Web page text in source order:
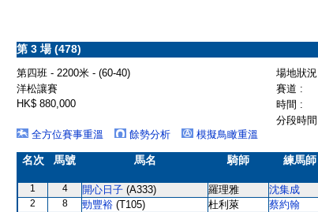
第 3 場 (478)
第四班 - 2200米 - (60-40) 場地狀
洋松讓賽
賽道 :
HK$ 880,000
時間 :
分段時
全方位賽事重溫
餘勢分析 模擬鳥瞰重溫
名次 馬號 馬名 騎師 練馬師
1 4 開心日子 (A333) 羅理雅 沈集成
2
8 勁豐裕 (T105) 杜利萊 蔡約翰